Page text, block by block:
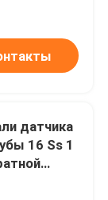
датчика
16 Ss 1
гибкое